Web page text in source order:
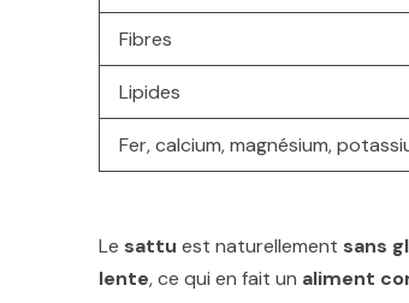
Fibres
Lipides
Fer, calcium, magnésium,
Le sattu est naturellement sans
lente, ce qui en fait un aliment